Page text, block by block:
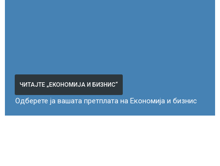
ЧИТАЈТЕ „ЕКОНОМИЈА И БИЗНИС“
Одберете ја вашата претплата на Економија и бизнис